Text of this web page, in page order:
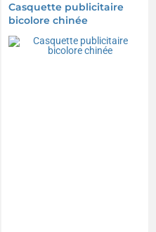
Casquette publicitaire
bicolore chinée